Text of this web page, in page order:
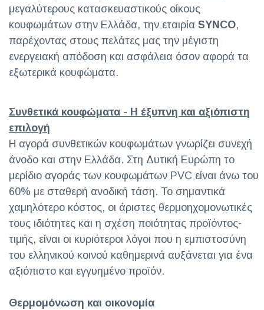
μεγαλύτερους κατασκευαστικούς οίκους
κουφωμάτων στην Ελλάδα, την εταιρία SYNCO,
παρέχοντας στους πελάτες μας την μέγιστη
ενεργειακή απόδοση και ασφάλεια όσον αφορά τα
εξωτερικά κουφώματα.
Συνθετικά κουφώματα - Η έξυπνη και αξιόπιστη
επιλογή
Η αγορά συνθετικών κουφωμάτων γνωρίζει συνεχή
άνοδο και στην Ελλάδα. Στη Δυτική Ευρώπη το
μερίδιο αγοράς των κουφωμάτων PVC είναι άνω του
60% με σταθερή ανοδική τάση. Το σημαντικά
χαμηλότερο κόστος, οι άριστες θερμοηχομονωτικές
τους ιδιότητες και η σχέση ποιότητας προϊόντος-
τιμής, είναι οι κυριότεροι λόγοι που η εμπιστοσύνη
του ελληνικού κοινού καθημερινά αυξάνεται για ένα
αξιόπιστο και εγγυημένο προϊόν.
Θερμομόνωση και οικονομία